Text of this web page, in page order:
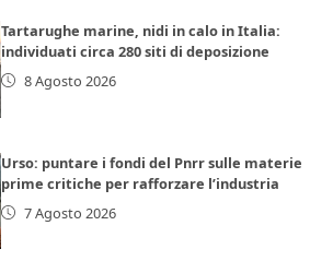
Tartarughe marine, nidi in calo in Italia:
individuati circa 280 siti di deposizione
8 Agosto 2026
Urso: puntare i fondi del Pnrr sulle materie
prime critiche per rafforzare l’industria
7 Agosto 2026